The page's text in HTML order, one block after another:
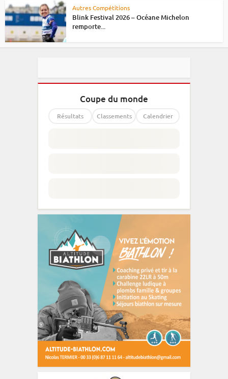
Autres Compétitions
Blink Festival 2026 – Océane Michelon
remporte...
Coupe du monde
Résultats Classements Calendrier